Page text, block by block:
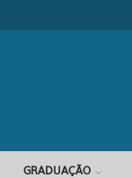
GRADUAÇÃO